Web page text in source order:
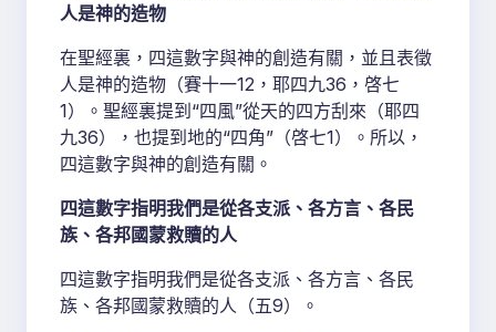
人是神的造物
在聖經裏，四這數字與神的創造有關，並且表徵
人是神的造物（賽十一12，耶四九36，啓七
1）。聖經裏提到“四風”從天的四方刮來（耶四
九36），也提到地的“四角”（啓七1）。所以，
四這數字與神的創造有關。
四這數字指明我們是從各支派、各方言、各民
族、各邦國蒙救贖的人
四這數字指明我們是從各支派、各方言、各民
族、各邦國蒙救贖的人（五9）。